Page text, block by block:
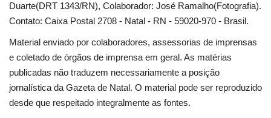
Expediente - Equipe de Jornalismo
Galeria
Geral
Duarte(DRT 1343/RN), Colaborador: José Ramalho(Fotografia).
Contato: Caixa Postal 2708 - Natal - RN - 59020-970 - Brasil.
Material enviado por colaboradores, assessorias de imprensas
e coletado de órgãos de imprensa em geral. As matérias
publicadas não traduzem necessariamente a posição
jornalística da Gazeta de Natal. O material pode ser reproduzido
desde que respeitado integralmente as fontes.